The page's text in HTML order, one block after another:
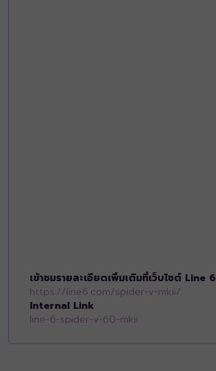
เข้าชมรายละเอียดเพิ่มเติมที่เว็บไซต์ Line 6
https://line6.com/spider-v-mkii/
Internal Link
line-6-spider-v-60-mkii